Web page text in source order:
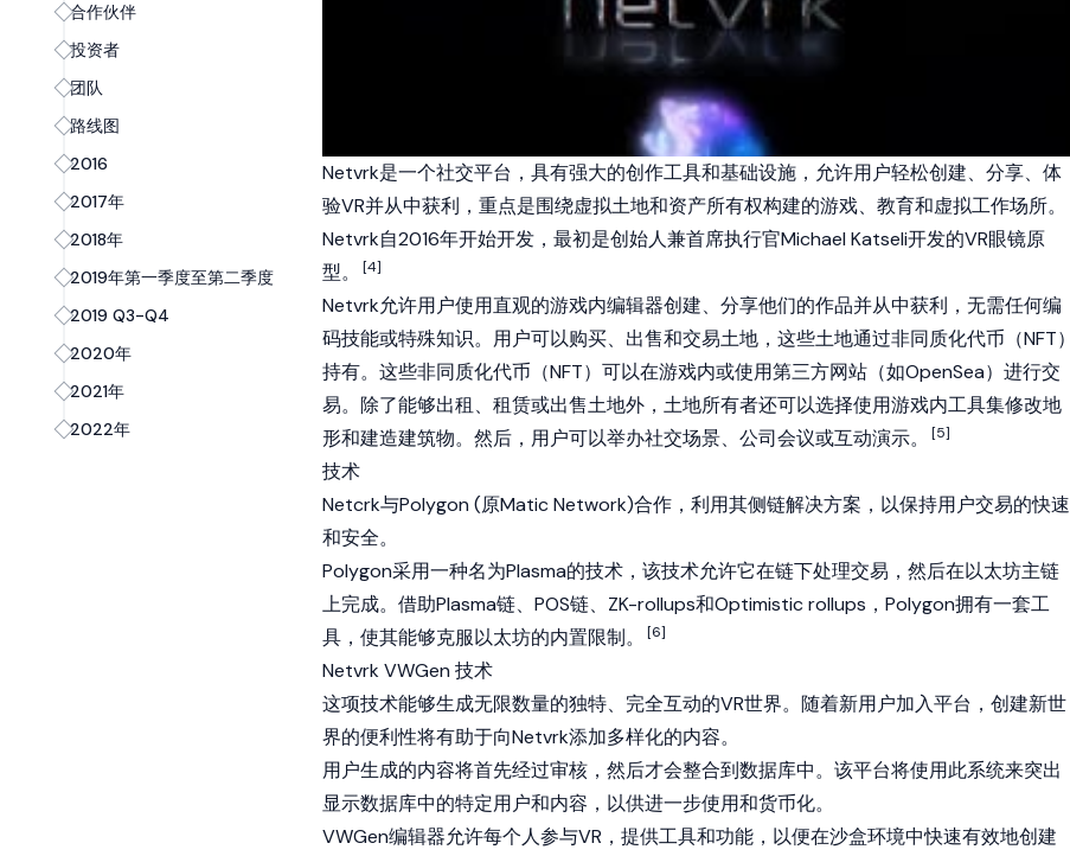
合作伙伴
投资者
团队
路线图
2016
2017年
2018年
2019年第一季度至第二季度
2019 Q3-Q4
2020年
2021年
2022年
Netvrk是一个社交平台，具有强大的创作工具和基础设施，允许用户轻松创建、分享、体
验VR并从中获利，重点是围绕虚拟土地和资产所有权构建的游戏、教育和虚拟工作场所。
Netvrk自2016年开始开发，最初是创始人兼首席执行官Michael Katseli开发的VR眼镜原
型。
[4]
Netvrk允许用户使用直观的游戏内编辑器创建、分享他们的作品并从中获利，无需任何编
码技能或特殊知识。用户可以购买、出售和交易土地，这些土地通过非同质化代币（NFT）
持有。这些非同质化代币（NFT） 可以在游戏内或使用第三方网站（如OpenSea）进行交
易。除了能够出租、租赁或出售土地外，土地所有者还可以选择使用游戏内工具集修改地
形和建造建筑物。然后，用户可以举办社交场景、公司会议或互动演示。
[5]
技术
Netcrk与Polygon (原Matic Network)合作，利用其侧链解决方案，以保持用户交易的快速
和安全。
Polygon采用一种名为Plasma的技术，该技术允许它在链下处理交易，然后在以太坊主链
上完成。借助Plasma链、POS链、ZK-rollups和Optimistic rollups，Polygon拥有一套工
具，使其能够克服以太坊的内置限制。 [6]
Netvrk VWGen 技术
这项技术能够生成无限数量的独特、完全互动的VR世界。随着新用户加入平台，创建新世
界的便利性将有助于向Netvrk添加多样化的内容。
用户生成的内容将首先经过审核，然后才会整合到数据库中。该平台将使用此系统来突出
显示数据库中的特定用户和内容，以供进一步使用和货币化。
VWGen编辑器允许每个人参与VR，提供工具和功能，以便在沙盒环境中快速有效地创建